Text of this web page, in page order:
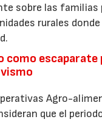
sobre las familias
rurales
como escaparate
Agro-
que el